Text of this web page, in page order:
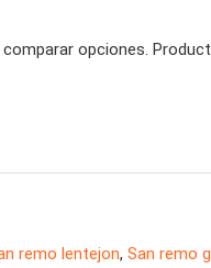
opciones.
remo lentejon, San remo